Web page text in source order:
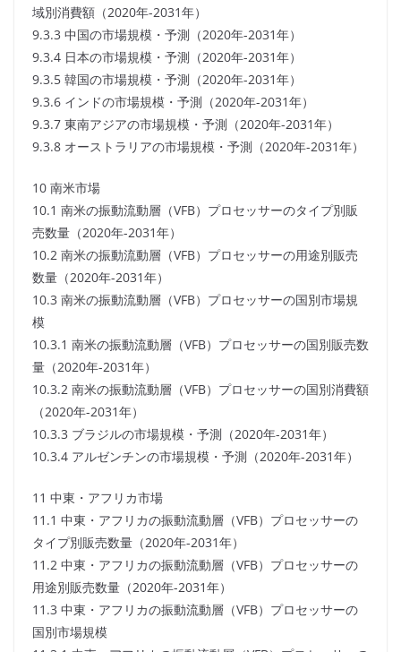
域別消費額（2020年-2031年）
9.3.3 中国の市場規模・予測（2020年-2031年）
9.3.4 日本の市場規模・予測（2020年-2031年）
9.3.5 韓国の市場規模・予測（2020年-2031年）
9.3.6 インドの市場規模・予測（2020年-2031年）
9.3.7 東南アジアの市場規模・予測（2020年-2031年）
9.3.8 オーストラリアの市場規模・予測（2020年-2031年）
10 南米市場
10.1 南米の振動流動層（VFB）プロセッサーのタイプ別販
売数量（2020年-2031年）
10.2 南米の振動流動層（VFB）プロセッサーの用途別販売
数量（2020年-2031年）
10.3 南米の振動流動層（VFB）プロセッサーの国別市場規
模
10.3.1 南米の振動流動層（VFB）プロセッサーの国別販売数
量（2020年-2031年）
10.3.2 南米の振動流動層（VFB）プロセッサーの国別消費額
（2020年-2031年）
10.3.3 ブラジルの市場規模・予測（2020年-2031年）
10.3.4 アルゼンチンの市場規模・予測（2020年-2031年）
11 中東・アフリカ市場
11.1 中東・アフリカの振動流動層（VFB）プロセッサーの
タイプ別販売数量（2020年-2031年）
11.2 中東・アフリカの振動流動層（VFB）プロセッサーの
用途別販売数量（2020年-2031年）
11.3 中東・アフリカの振動流動層（VFB）プロセッサーの
国別市場規模